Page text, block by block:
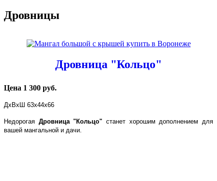
Дровницы
Дровница "Кольцо"
Цена 1 300 руб.
ДхВхШ 63х44х66
Недорогая Дровница "Кольцо" станет хорошим дополнением для
вашей мангальной и дачи.